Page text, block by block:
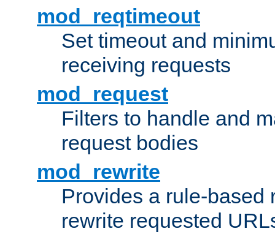
mod_reqtimeout
Set timeout and
receiving requests
mod_request
Filters to handle and
request bodies
mod_rewrite
Provides a rule-based
rewrite requested